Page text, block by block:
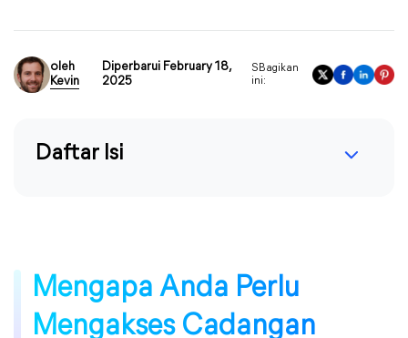
oleh
Kevin
Diperbarui February 18,
2025
SBagikan
ini:
Daftar Isi
Mengapa Anda Perlu
Mengakses Cadangan